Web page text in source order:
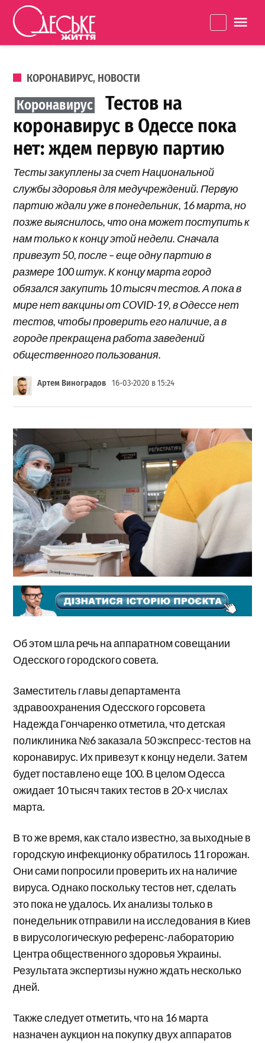
Перейти к содержанию
життя
ОПУБЛИКОВАНО В
КОРОНАВИРУС, НОВОСТИ
Тестов на
коронавирус в Одессе пока
нет: ждем первую партию
Тесты закуплены за счет Национальной
службы здоровья для медучреждений. Первую
партию ждали уже в понедельник, 16 марта, но
позже выяснилось, что она может поступить к
нам только к концу этой недели. Сначала
привезут 50, после – еще одну партию в
размере 100 штук. К концу марта город
обязался закупить 10 тысяч тестов. А пока в
мире нет вакцины от COVID-19, в Одессе нет
тестов, чтобы проверить его наличие, а в
городе прекращена работа заведений
общественного пользования.
Артем Виноградов 16-03-2020 в 15:24
Об этом шла речь на аппаратном совещании
Одесского городского совета.
Заместитель главы департамента
здравоохранения Одесского горсовета
Надежда Гончаренко отметила, что детская
поликлиника №6 заказала 50 экспресс-тестов на
коронавирус. Их привезут к концу недели. Затем
будет поставлено еще 100. В целом Одесса
ожидает 10 тысяч таких тестов в 20-х числах
марта.
В то же время, как стало известно, за выходные в
городскую инфекционку обратилось 11 горожан.
Они сами попросили проверить их на наличие
вируса. Однако поскольку тестов нет, сделать
это пока не удалось. Их анализы только в
понедельник отправили на исследования в Киев
в вирусологическую референс-лабораторию
Центра общественного здоровья Украины.
Результата экспертизы нужно ждать несколько
дней.
Также следует отметить, что на 16 марта
назначен аукцион на покупку двух аппаратов